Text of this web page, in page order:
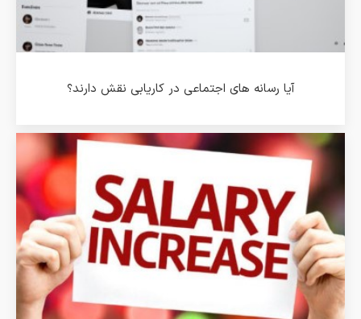
آیا رسانه های اجتماعی در کاریابی نقش دارند؟